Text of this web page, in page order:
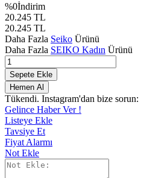
%0İndirim
20.245 TL
20.245 TL
Daha Fazla Seiko Ürünü
Daha Fazla SEIKO Kadın Ürünü
Sepete Ekle
Hemen Al
Tükendi. Instagram'dan bize sorun:
Gelince Haber Ver !
Listeye Ekle
Tavsiye Et
Fiyat Alarmı
Not Ekle